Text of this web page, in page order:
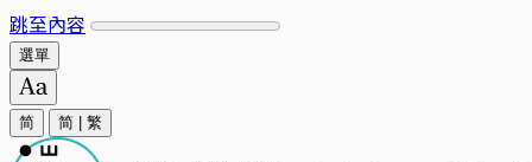
跳至內容
選單
简 简 繁